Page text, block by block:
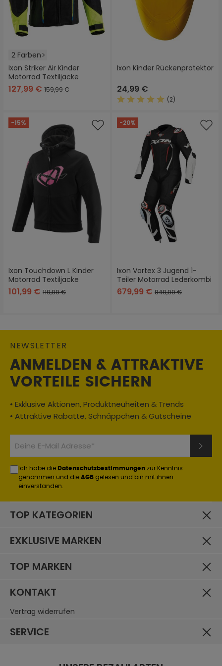
2 Farben
Ixon Striker Air Kinder
Motorrad Textiljacke
127,99 € 159,99 €
Ixon Kinder Rückenprotektor
24,99 €
(2)
-15%
Ixon Touchdown L Kinder
Motorrad Textiljacke
101,99 € 119,99 €
-20%
Ixon Vortex 3 Jugend 1-
Teiler Motorrad Lederkombi
679,99 € 849,99 €
NEWSLETTER
ANMELDEN & ATTRAKTIVE
VORTEILE SICHERN
• Exklusive Aktionen, Produktneuheiten & Trends
• Attraktive Rabatte, Schnäppchen & Gutscheine
Ich habe die Datenschutzbestimmungen zur Kenntnis
genommen und die AGB gelesen und bin mit ihnen
einverstanden.
TOP KATEGORIEN
EXKLUSIVE MARKEN
TOP MARKEN
KONTAKT
Vertrag widerrufen
SERVICE